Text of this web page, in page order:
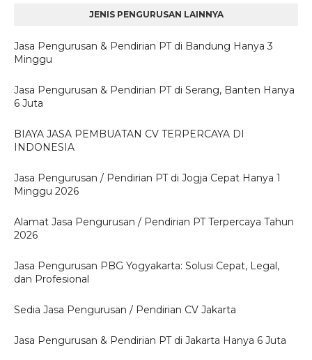
JENIS PENGURUSAN LAINNYA
Jasa Pengurusan & Pendirian PT di Bandung Hanya 3
Minggu
Jasa Pengurusan & Pendirian PT di Serang, Banten Hanya
6 Juta
BIAYA JASA PEMBUATAN CV TERPERCAYA DI
INDONESIA
Jasa Pengurusan / Pendirian PT di Jogja Cepat Hanya 1
Minggu 2026
Alamat Jasa Pengurusan / Pendirian PT Terpercaya Tahun
2026
Jasa Pengurusan PBG Yogyakarta: Solusi Cepat, Legal,
dan Profesional
Sedia Jasa Pengurusan / Pendirian CV Jakarta
Jasa Pengurusan & Pendirian PT di Jakarta Hanya 6 Juta